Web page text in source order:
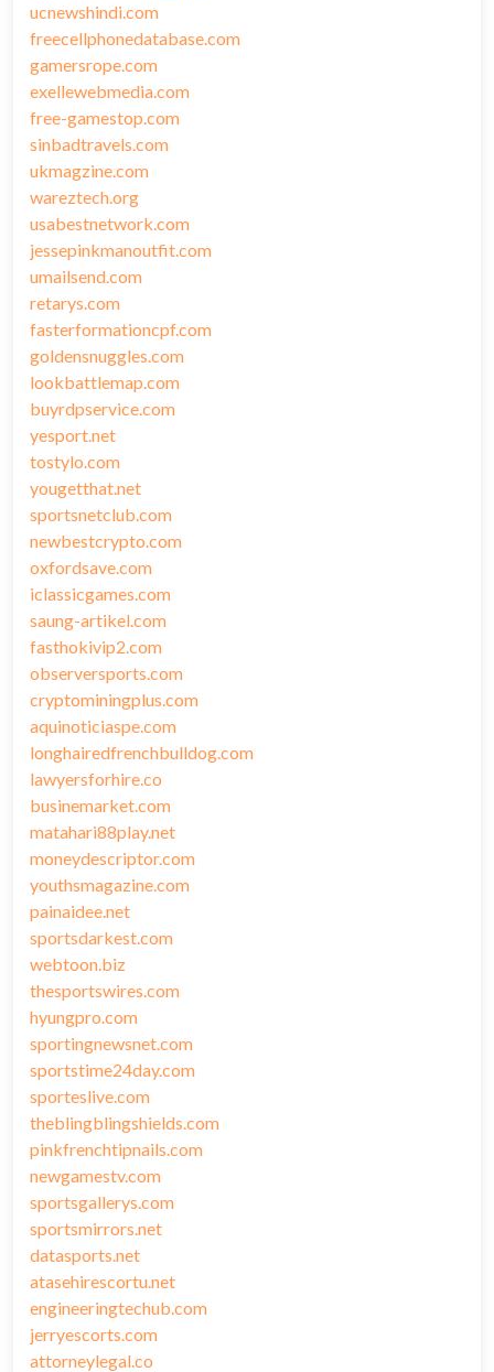
ucnewshindi.com
freecellphonedatabase.com
gamersrope.com
exellewebmedia.com
free-gamestop.com
sinbadtravels.com
ukmagzine.com
wareztech.org
usabestnetwork.com
jessepinkmanoutfit.com
umailsend.com
retarys.com
fasterformationcpf.com
goldensnuggles.com
lookbattlemap.com
buyrdpservice.com
yesport.net
tostylo.com
yougetthat.net
sportsnetclub.com
newbestcrypto.com
oxfordsave.com
iclassicgames.com
saung-artikel.com
fasthokivip2.com
observersports.com
cryptominingplus.com
aquinoticiaspe.com
longhairedfrenchbulldog.com
lawyersforhire.co
businemarket.com
matahari88play.net
moneydescriptor.com
youthsmagazine.com
painaidee.net
sportsdarkest.com
webtoon.biz
thesportswires.com
hyungpro.com
sportingnewsnet.com
sportstime24day.com
sporteslive.com
theblingblingshields.com
pinkfrenchtipnails.com
newgamestv.com
sportsgallerys.com
sportsmirrors.net
datasports.net
atasehirescortu.net
engineeringtechub.com
jerryescorts.com
attorneylegal.co